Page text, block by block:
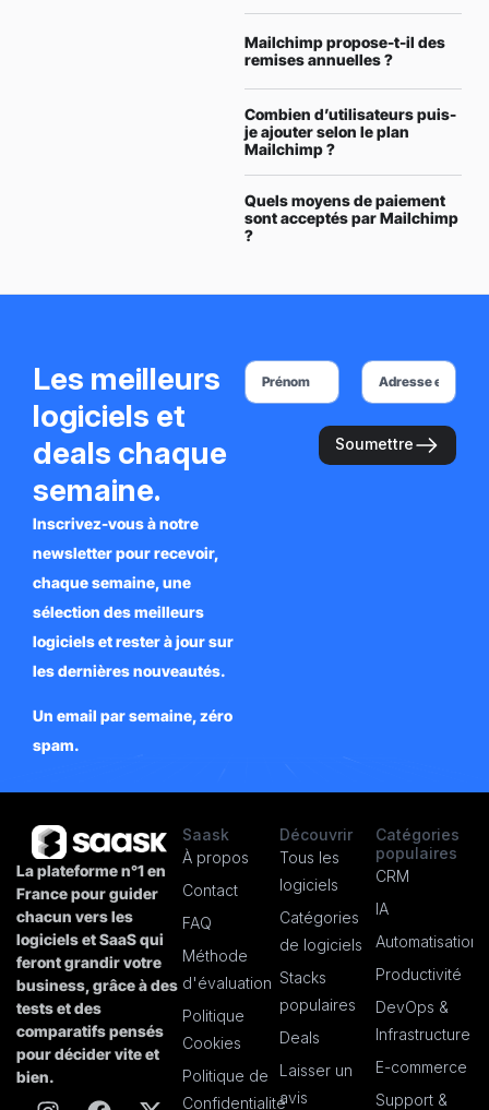
Mailchimp propose-t-il des
remises annuelles ?
Combien d’utilisateurs puis-
je ajouter selon le plan
Mailchimp ?
Quels moyens de paiement
sont acceptés par Mailchimp
?
Les meilleurs
logiciels et
deals chaque
semaine.
Inscrivez-vous à notre
newsletter pour recevoir,
chaque semaine, une
sélection des meilleurs
logiciels et rester à jour sur
les dernières nouveautés.
Un email par semaine, zéro
spam.
Soumettre
La plateforme n°1 en
France pour guider
chacun vers les
logiciels et SaaS qui
feront grandir votre
business, grâce à des
tests et des
comparatifs pensés
pour décider vite et
bien.
Saask
À propos
Contact
FAQ
Méthode
d'évaluation
Politique
Cookies
Politique de
Confidentialité
Découvrir
Tous les
logiciels
Catégories
de logiciels
Stacks
populaires
Deals
Laisser un
avis
Catégories
populaires
CRM
IA
Automatisation
Productivité
DevOps &
Infrastructure
E-commerce
Support &